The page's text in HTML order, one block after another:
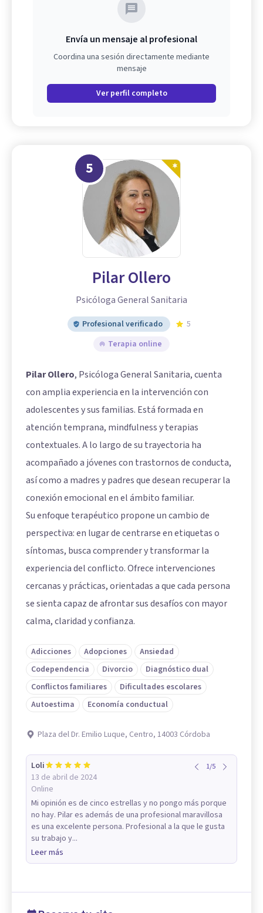
Envía un mensaje al profesional
Coordina una sesión directamente mediante
mensaje
Ver perfil completo
5
Pilar Ollero
Psicóloga General Sanitaria
Profesional verificado
5
Terapia online
Pilar Ollero, Psicóloga General Sanitaria, cuenta
con amplia experiencia en la intervención con
adolescentes y sus familias. Está formada en
atención temprana, mindfulness y terapias
contextuales. A lo largo de su trayectoria ha
acompañado a jóvenes con trastornos de conducta,
así como a madres y padres que desean recuperar la
conexión emocional en el ámbito familiar.
Su enfoque terapéutico propone un cambio de
perspectiva: en lugar de centrarse en etiquetas o
síntomas, busca comprender y transformar la
experiencia del conflicto. Ofrece intervenciones
cercanas y prácticas, orientadas a que cada persona
se sienta capaz de afrontar sus desafíos con mayor
calma, claridad y confianza.
Adicciones Adopciones
Ansiedad
Codependencia
Divorcio
Diagnóstico dual
Conflictos familiares
Dificultades escolares
Autoestima
Economía conductual
Plaza del Dr. Emilio Luque, Centro, 14003 Córdoba
Loli
13 de abril de 2024
Online
1/5
Mi opinión es de cinco estrellas y no pongo más porque
no hay. Pilar es además de una profesional maravillosa
es una excelente persona. Profesional a la que le gusta
su trabajo y...
Leer más